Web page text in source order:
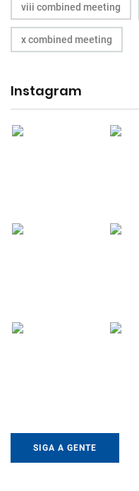
viii combined meeting
x combined meeting
Instagram
SIGA A GENTE